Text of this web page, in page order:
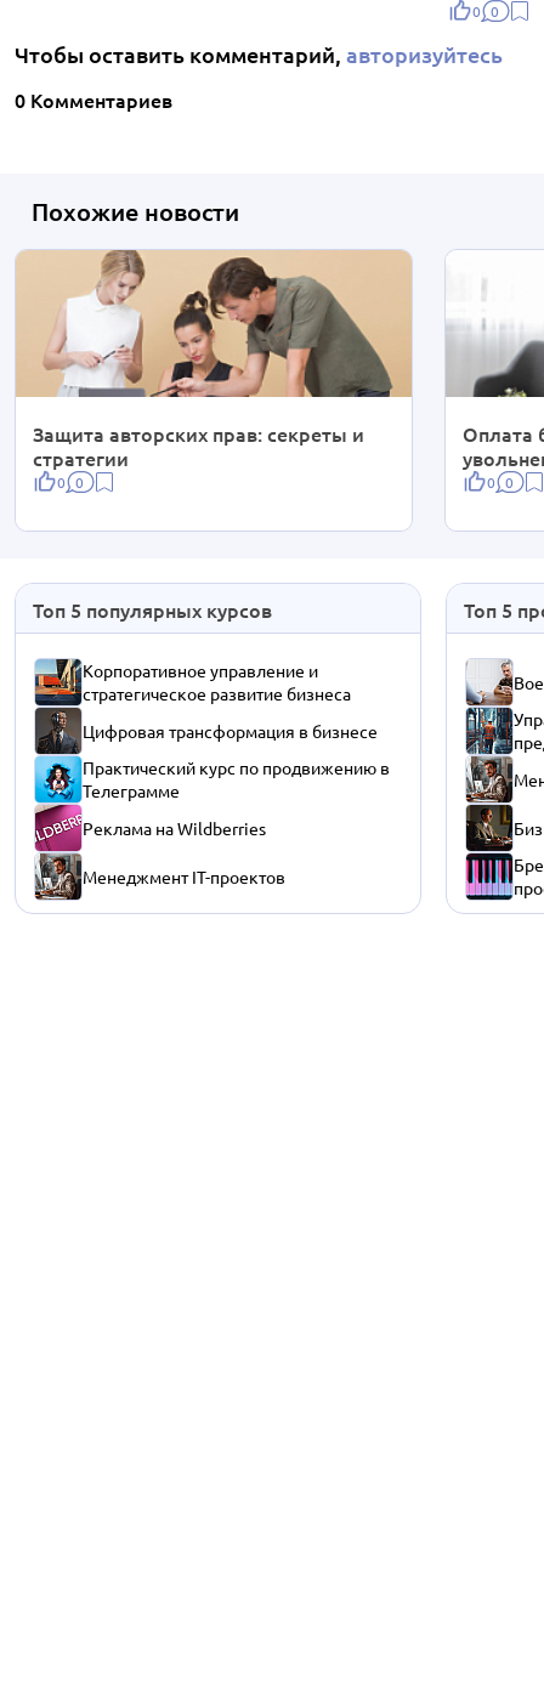
0 0
Чтобы оставить комментарий, авторизуйтесь
0 Комментариев
Похожие новости
Защита авторских прав: секреты и
стратегии
0 0
Оплата
0 0
Топ 5 популярных курсов
Корпоративное управление и
стратегическое развитие бизнеса
Цифровая трансформация в бизнесе
Практический курс по продвижению в
Телеграмме
Реклама на Wildberries
Менеджмент IT-проектов
Топ 5